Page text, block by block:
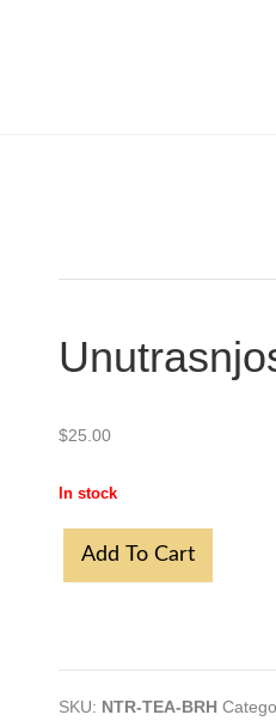
$25.00
In stock
Tea
Add To Cart
SKU: NTR-TEA-BRH